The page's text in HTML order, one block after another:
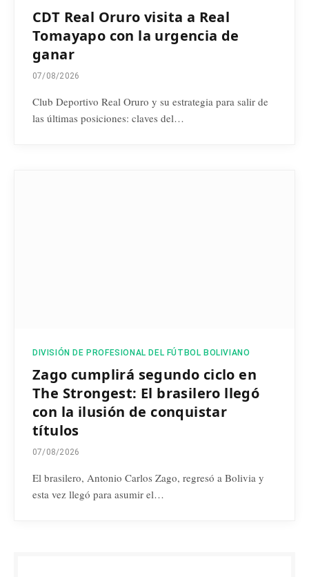
CDT Real Oruro visita a Real
Tomayapo con la urgencia de
ganar
07/08/2026
Club Deportivo Real Oruro y su estrategia para salir de
las últimas posiciones: claves del…
DIVISIÓN DE PROFESIONAL DEL FÚTBOL BOLIVIANO
Zago cumplirá segundo ciclo en
The Strongest: El brasilero llegó
con la ilusión de conquistar
títulos
07/08/2026
El brasilero, Antonio Carlos Zago, regresó a Bolivia y
esta vez llegó para asumir el…